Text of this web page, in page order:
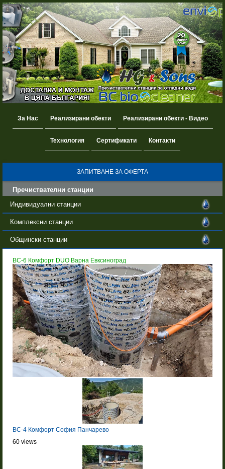
За Нас Реализирани обекти Реализирани обекти - Видео
Технология Сертификати Контакти
ЗАПИТВАНЕ ЗА ОФЕРТА
Пречиствателни станции
Индивидуални станции
Комплексни станции
Общински станции
BC-6 Комфорт DUO Варна Евксиноград
BC-4 Комфорт София Панчарево
60 views